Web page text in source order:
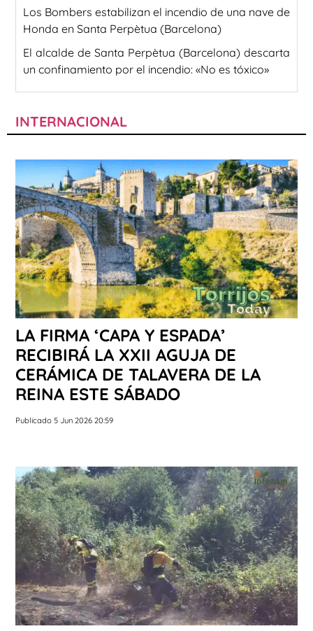
Los Bombers estabilizan el incendio de una nave de
Honda en Santa Perpètua (Barcelona)
El alcalde de Santa Perpètua (Barcelona) descarta
un confinamiento por el incendio: «No es tóxico»
INTERNACIONAL
LA FIRMA ‘CAPA Y ESPADA’
RECIBIRÁ LA XXII AGUJA DE
CERÁMICA DE TALAVERA DE LA
REINA ESTE SÁBADO
Publicado 5 Jun 2026 20:59